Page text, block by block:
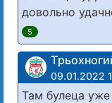
довольно
5
09.01.2022
Там булеца